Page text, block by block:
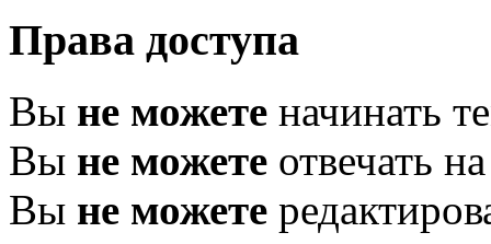
Права доступа
Вы не можете начинать
Вы не можете отвечать
Вы не можете